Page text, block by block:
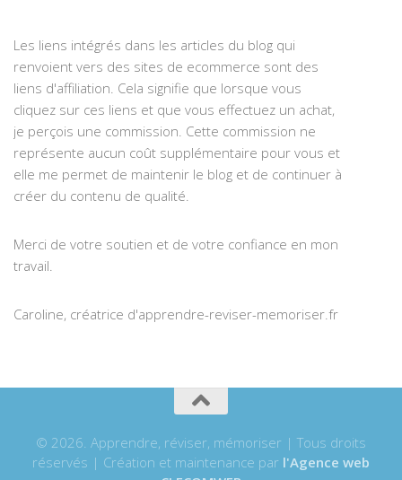
Les liens intégrés dans les articles du blog qui
renvoient vers des sites de ecommerce sont des
liens d'affiliation. Cela signifie que lorsque vous
cliquez sur ces liens et que vous effectuez un achat,
je perçois une commission. Cette commission ne
représente aucun coût supplémentaire pour vous et
elle me permet de maintenir le blog et de continuer à
créer du contenu de qualité.
Merci de votre soutien et de votre confiance en mon
travail.
Caroline, créatrice d'apprendre-reviser-memoriser.fr
© 2026. Apprendre, réviser, mémoriser | Tous droits
réservés | Création et maintenance par l'Agence web